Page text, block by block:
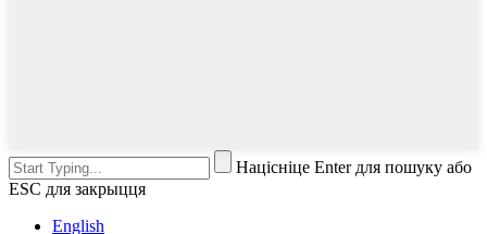
Націсніце Enter для пошуку або
ESC для закрыцця
English